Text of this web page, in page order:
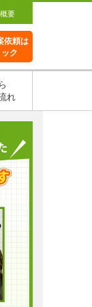
要
依頼は
ク
れ